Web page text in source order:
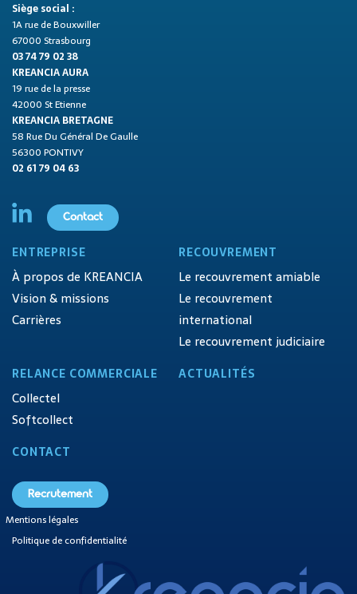
Siège social :
1A rue de Bouxwiller
67000 Strasbourg
03 74 79 02 38
KREANCIA AURA
19 rue de la presse
42000 St Etienne
KREANCIA BRETAGNE
58 Rue Du Général De Gaulle
56300 PONTIVY
02 61 79 04 63
Contact
ENTREPRISE
À propos de KREANCIA
Vision & missions
Carrières
RECOUVREMENT
Le recouvrement amiable
Le recouvrement
international
Le recouvrement judiciaire
RELANCE COMMERCIALE
Collectel
Softcollect
ACTUALITÉS
CONTACT
Recrutement
Mentions légales
Politique de confidentialité